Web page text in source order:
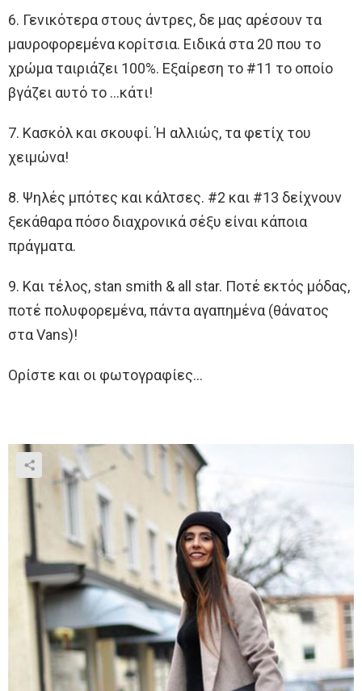
6. Γενικότερα στους άντρες, δε μας αρέσουν τα
μαυροφορεμένα κορίτσια. Ειδικά στα 20 που το
χρώμα ταιριάζει 100%. Εξαίρεση το #11 το οποίο
βγάζει αυτό το …κάτι!
7. Κασκόλ και σκουφί. Ή αλλιώς, τα φετίχ του
χειμώνα!
8. Ψηλές μπότες και κάλτσες. #2 και #13 δείχνουν
ξεκάθαρα πόσο διαχρονικά σέξυ είναι κάποια
πράγματα.
9. Και τέλος, stan smith & all star. Ποτέ εκτός μόδας,
ποτέ πολυφορεμένα, πάντα αγαπημένα (θάνατος
στα Vans)!
Ορίστε και οι φωτογραφίες…